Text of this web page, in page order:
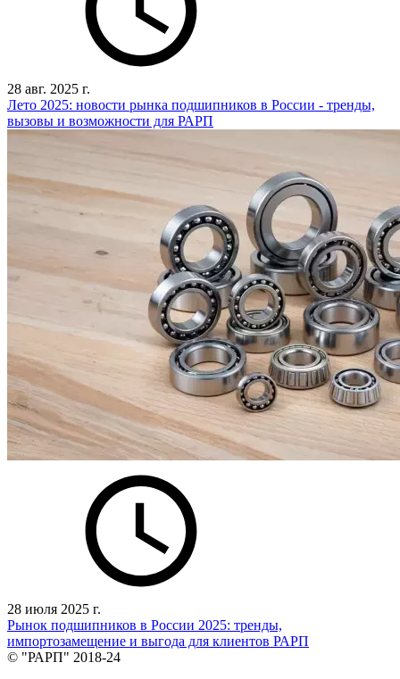
28 авг. 2025 г.
Лето 2025: новости рынка подшипников в России - тренды,
вызовы и возможности для РАРП
28 июля 2025 г.
Рынок подшипников в России 2025: тренды,
импортозамещение и выгода для клиентов РАРП
© "РАРП" 2018-24